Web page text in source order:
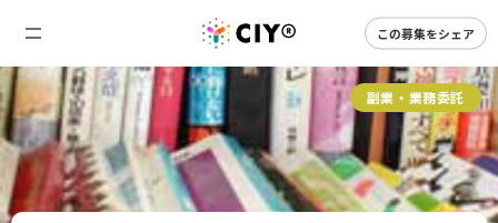
この募集をシェア
副業・業務委託